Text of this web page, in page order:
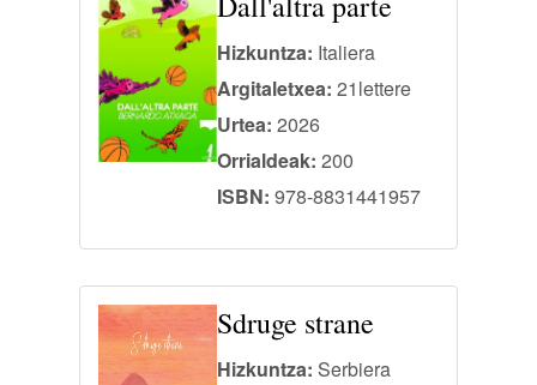
Hizkuntza: Italiera
Argitaletxea: 21lettere
Urtea: 2026
Orrialdeak: 200
ISBN: 978-8831441957
Sdruge strane
Hizkuntza: Serbiera